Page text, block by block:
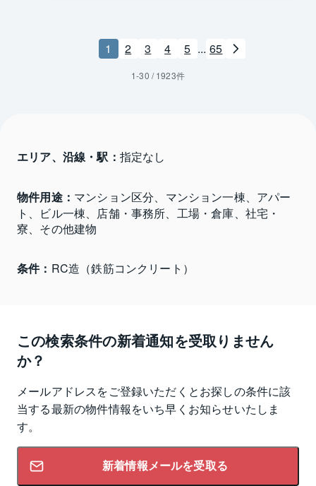
1 2 3 4 5 ... 65
1-30 /1923件
エリア、沿線・駅： 指定なし
物件用途： マンション区分、マンション一棟、アパー
ト、ビル一棟、店舗・事務所、工場・倉庫、社宅・
寮、その他建物
条件： RC造（鉄筋コンクリート）
この検索条件の新着通知を受取りません
か？
メールアドレスをご登録いただくとお探しの条件に該
当する最新の物件情報をいち早くお知らせいたしま
す。
新着情報メールを受取る